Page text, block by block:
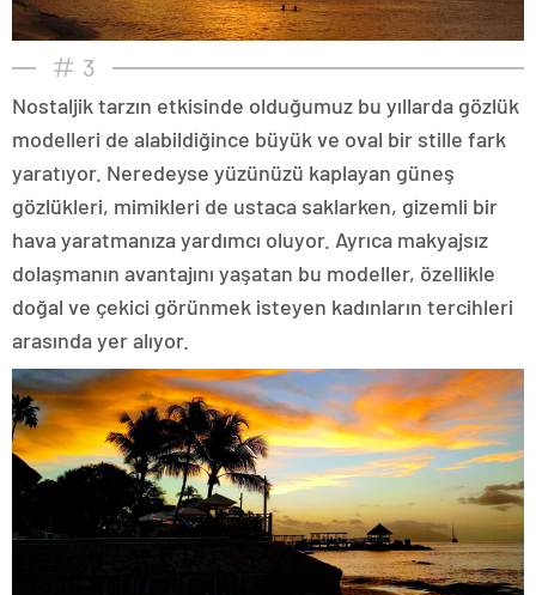
3
Nostaljik tarzın etkisinde olduğumuz bu yıllarda gözlük
modelleri de alabildiğince büyük ve oval bir stille fark
yaratıyor. Neredeyse yüzünüzü kaplayan güneş
gözlükleri, mimikleri de ustaca saklarken, gizemli bir
hava yaratmanıza yardımcı oluyor. Ayrıca makyajsız
dolaşmanın avantajını yaşatan bu modeller, özellikle
doğal ve çekici görünmek isteyen kadınların tercihleri
arasında yer alıyor.